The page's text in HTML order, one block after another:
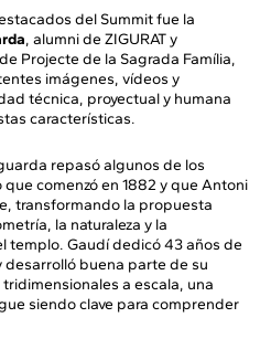
del Summit fue la
, alumni de ZIGURAT y
Projecte de la Sagrada Família,
imágenes, vídeos y
técnica, proyectual y humana
características.
repasó algunos de los
comenzó en 1882 y que Antoni
transformando la propuesta
la naturaleza y la
templo. Gaudí dedicó 43 años de
desarrolló buena parte de su
a escala, una
siendo clave para comprender